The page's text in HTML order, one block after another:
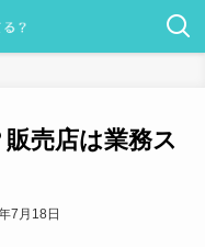
売店は業務ス
7月18日